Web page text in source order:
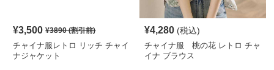
¥3,500 ¥3890(割引前)
チャイナ服レトロ リッチ チャイ
ナジャケット
¥4,280 (税込)
チャイナ服 桃の花 レトロ チャ
イナ ブラウス